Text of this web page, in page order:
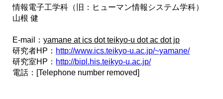
情報電子工学科（旧：ヒューマン情報システム学科）
山根 健
E-mail：yamane at ics dot teikyo-u dot ac dot jp
研究者HP： http://www.ics.teikyo-u.ac.jp/~yamane/
研究室HP： http://bipl.his.teikyo-u.ac.jp/
電話：[Telephone number removed]